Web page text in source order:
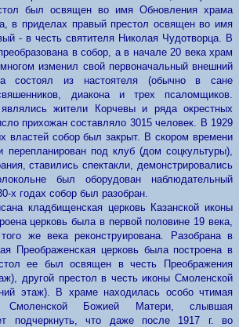
был освящен во имя Обновления храма
в приделах правый престол освящен во имя
- в честь святителя Николая Чудотворца. В
в собор, а в начале 20 века храм
изменил свой первоначальный внешний
состоял из настоятеля (обычно в сане
диакона и трех псаломщиков.
жители Корчевы и ряда окрестных
прихожан составляло 3015 человек. В 1929
властей собор был закрыт. В скором времени
перепланирован под клуб (дом соцкультуры),
ставились спектакли, демонстрировались
был оборудован наблюдательный
х годах собор был разобран.
кладбищенская церковь Казанской иконы
церковь была в первой половине 19 века,
же века реконструирована. Разобрана в
Преображенская церковь была построена в
ее был освящен в честь Преображения
другой престол в честь иконы Смоленской
этаж). В храме находилась особо чтимая
Смоленской Божией Матери, слывшая
подчеркнуть, что даже после 1917 г. во